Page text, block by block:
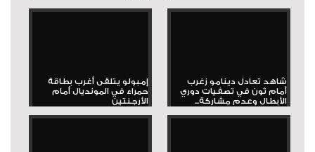
شاهد تعادل دينامو زغرب
أمام ثون في تصفيات دوري
الأبطال وعدم مشاركة...
إمبولو يتلقى أغرب بطاقة
حمراء في المونديال أمام
الأرجنتين